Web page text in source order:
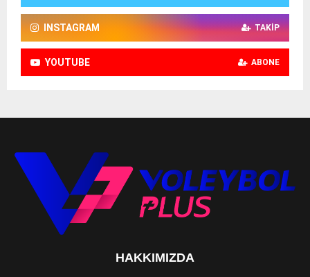
INSTAGRAM TAKIP
YOUTUBE ABONE
HAKKIMIZDA